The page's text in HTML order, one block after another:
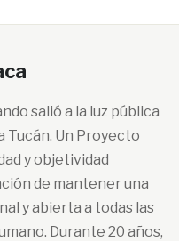
salió a la luz pública
Tucán. Un Proyecto
y objetividad
de mantener una
y abierta a todas las
Durante 20 años,